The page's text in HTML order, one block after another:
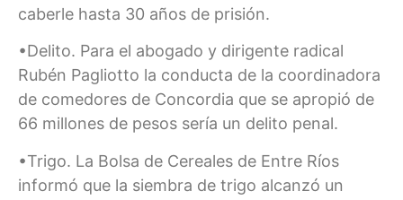
caberle hasta 30 años de prisión.
•Delito. Para el abogado y dirigente radical
Rubén Pagliotto la conducta de la coordinadora
de comedores de Concordia que se apropió de
66 millones de pesos sería un delito penal.
•Trigo. La Bolsa de Cereales de Entre Ríos
informó que la siembra de trigo alcanzó un